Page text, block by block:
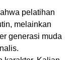
pelatihan
melainkan
generasi muda